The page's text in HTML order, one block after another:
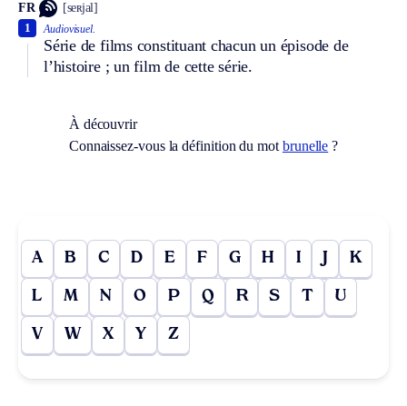
FR [seʀjal]
Audiovisuel.
Série de films constituant chacun un épisode de
l’histoire ; un film de cette série.
1
À découvrir
Connaissez-vous la définition du mot brunelle ?
A B C D E F G H I J K
L M N O P Q R S T U
V W X Y Z